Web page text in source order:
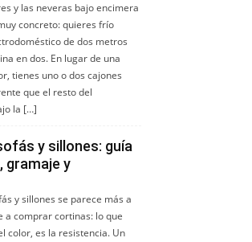
y las neveras bajo encimera
concreto: quieres frío
de dos metros
en dos. En lugar de una
tienes uno o dos cajones
que el resto del
la […]
y sillones: guía
gramaje y
y sillones se parece más a
a comprar cortinas: lo que
color, es la resistencia. Un